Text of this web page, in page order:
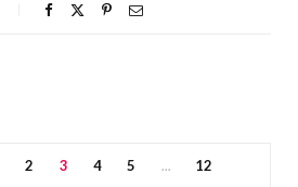
2 3 4 5 …
12